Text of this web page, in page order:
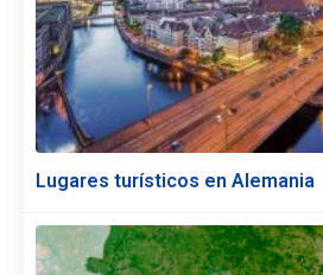
Lugares turísticos en Alemania